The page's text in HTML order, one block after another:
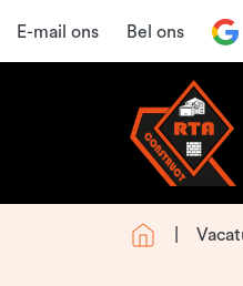
E-mail ons Bel ons